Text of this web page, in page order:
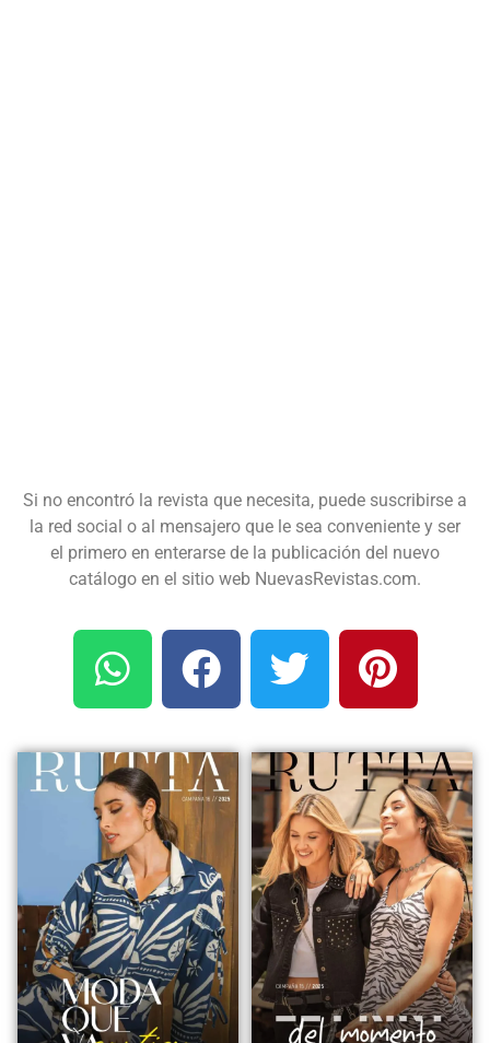
Si no encontró la revista que necesita, puede suscribirse a
la red social o al mensajero que le sea conveniente y ser
el primero en enterarse de la publicación del nuevo
catálogo en el sitio web NuevasRevistas.com.